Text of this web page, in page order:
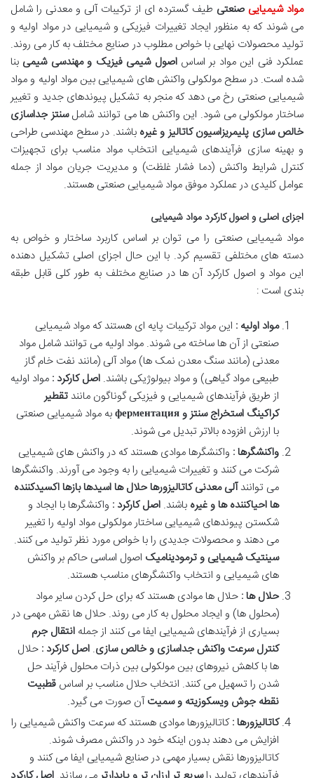
مواد شیمیایی صنعتی طیف گسترده ای از ترکیبات آلی و معدنی را شامل
می شوند که به منظور ایجاد تغییرات فیزیکی و شیمیایی در مواد اولیه و
تولید محصولات نهایی با خواص مطلوب در صنایع مختلف به کار می روند.
عملکرد فنی این مواد بر اساساصول شیمی فیزیک و مهندسی شیمی بنا
شده است.در سطح مولکولی واکنش های شیمیایی بین مواد اولیه و مواد
شیمیایی صنعتی رخ می دهد که منجر به تشکیل پیوندهای جدید و تغییر
ساختار مولکولی می شود. این واکنش ها می توانند شاملسنتز جداسازی
خالص سازی پلیمریزاسیون کاتالیز و غیره باشند. در سطح مهندسی طراحی
و بهینه سازی فرآیندهای شیمیایی انتخاب مواد مناسب برای تجهیزات
کنترل شرایط واکنش (دما فشار غلظت) و مدیریت جریان مواد از جمله
عوامل کلیدی در عملکرد موفق مواد شیمیایی صنعتی هستند.
اجزای اصلی و اصول کارکرد مواد شیمیایی
مواد شیمیایی صنعتی را می توان بر اساس کاربرد ساختار و خواص به
دسته های مختلفی تقسیم کرد. با این حال اجزای اصلی تشکیل دهنده
این مواد و اصول کارکرد آن ها در صنایع مختلف به طور کلی قابل طبقه
بندی است :
مواد اولیه : این مواد ترکیبات پایه ای هستند که مواد شیمیایی
صنعتی از آن ها ساخته می شوند. مواد اولیه می توانند شامل مواد
معدنی (مانند سنگ معدن نمک ها) مواد آلی (مانند نفت خام گاز
طبیعی مواد گیاهی) و مواد بیولوژیکی باشند. اصل کارکرد : مواد اولیه
از طریق فرآیندهای شیمیایی و فیزیکی گوناگون مانندتقطیر
کراکینگ استخراج سنتز و
به مواد شیمیایی صنعتی
با ارزش افزوده بالاتر تبدیل می شوند.
واکنشگرها : واکنشگرها موادی هستند که در واکنش های شیمیایی
شرکت می کنند و تغییرات شیمیایی را به وجود می آورند. واکنشگرها
می توانندآلی معدنی کاتالیزورها حلال ها اسیدها بازها اکسیدکننده
ها احیاکننده ها و غیره باشند. اصل کارکرد : واکنشگرها با ایجاد و
شکستن پیوندهای شیمیایی ساختار مولکولی مواد اولیه را تغییر
می دهند و محصولات جدیدی را با خواص مورد نظر تولید می کنند.
سینتیک شیمیایی و ترمودینامیک اصول اساسی حاکم بر واکنش
های شیمیایی و انتخاب واکنشگرهای مناسب هستند.
حلال ها : حلال ها موادی هستند که برای حل کردن سایر مواد
(محلول ها) و ایجاد محلول به کار می روند. حلال ها نقش مهمی در
بسیاری از فرآیندهای شیمیایی ایفا می کنند از جمله انتقال جرم
کنترل سرعت واکنش جداسازی و خالص سازی. اصل کارکرد : حلال
ها با کاهش نیروهای بین مولکولی بین ذرات محلول فرآیند حل
شدن را تسهیل می کنند. انتخاب حلال مناسب بر اساس قطبیت
نقطه جوش ویسکوزیته و سمیتآن صورت می گیرد.
کاتالیزورها :کاتالیزورها موادی هستند که سرعت واکنش شیمیایی را
افزایش می دهند بدون اینکه خود در واکنش مصرف شوند.
کاتالیزورها نقش بسیار مهمی در صنایع شیمیایی ایفا می کنند و